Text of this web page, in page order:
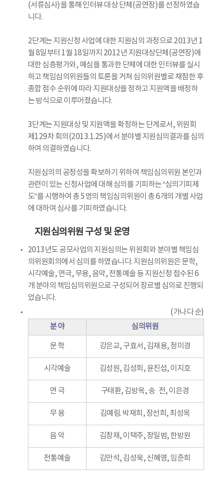
(서류심사)을 통해 인터뷰 대상 단체(공연장)를 선정하였습
니다.
2단계는 지원신청 사업에 대한 지원심의 과정으로 2013년 1
월 8일부터 1월 18일까지 2012년 지원대상단체(공연장)에
대한 심층평가와, 예심을 통과한 단체에 대한 인터뷰를 실시
하고 책임심의위원들의 토론을 거쳐 심의위원별로 채점한 후
종합 점수 순위에 따라 지원대상을 정하고 지원액을 배정하
는 방식으로 이루어졌습니다.
3단계는 지원대상 및 지원액을 확정하는 단계로서, 위원회
제129차 회의(2013.1.25)에서 분야별 지원심의결과를 심의
하여 의결하였습니다.
지원심의의 공정성을 확보하기 위하여 책임심의위원 본인과
관련이 있는 신청사업에 대해 심의를 기피하는 “심의기피제
도”를 시행하여 총 5명의 책임심의위원이 총 6개의 개별 사업
에 대하여 심사를 기피하였습니다.
지원심의위원 구성 및 운영
2013년도 공모사업의 지원심의는 위원회와 분야별 책임심
의위원회의에서 심의를 하였습니다. 지원심의위원은 문학,
시각예술, 연극, 무용, 음악, 전통예술 등 지원신청 접수된 6
개 분야의 책임심의위원으로 구성되어 장르별 심의로 진행되
었습니다.
(가나다 순)
분 야
심의위원
문 학 강은교, 구효서, 김재용, 정미경
시각예술 김성원, 김성희, 윤진섭, 이지호
연 극 구태환, 김방옥, 송 전, 이은경
무 용 김예림. 박재희, 장선희, 최성옥
음 악 김창재, 이택주, 장일범, 한방원
전통예술 김만석, 김성욱, 신혜영, 임준희